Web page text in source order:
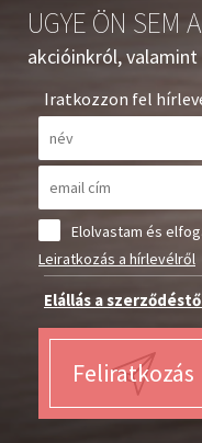
UGYE ÖN SEM
akcióinkról,
Iratkozzon fel
Elolvastam és
Leiratkozás a hírlevélről
Elállás a
Feliratkozás